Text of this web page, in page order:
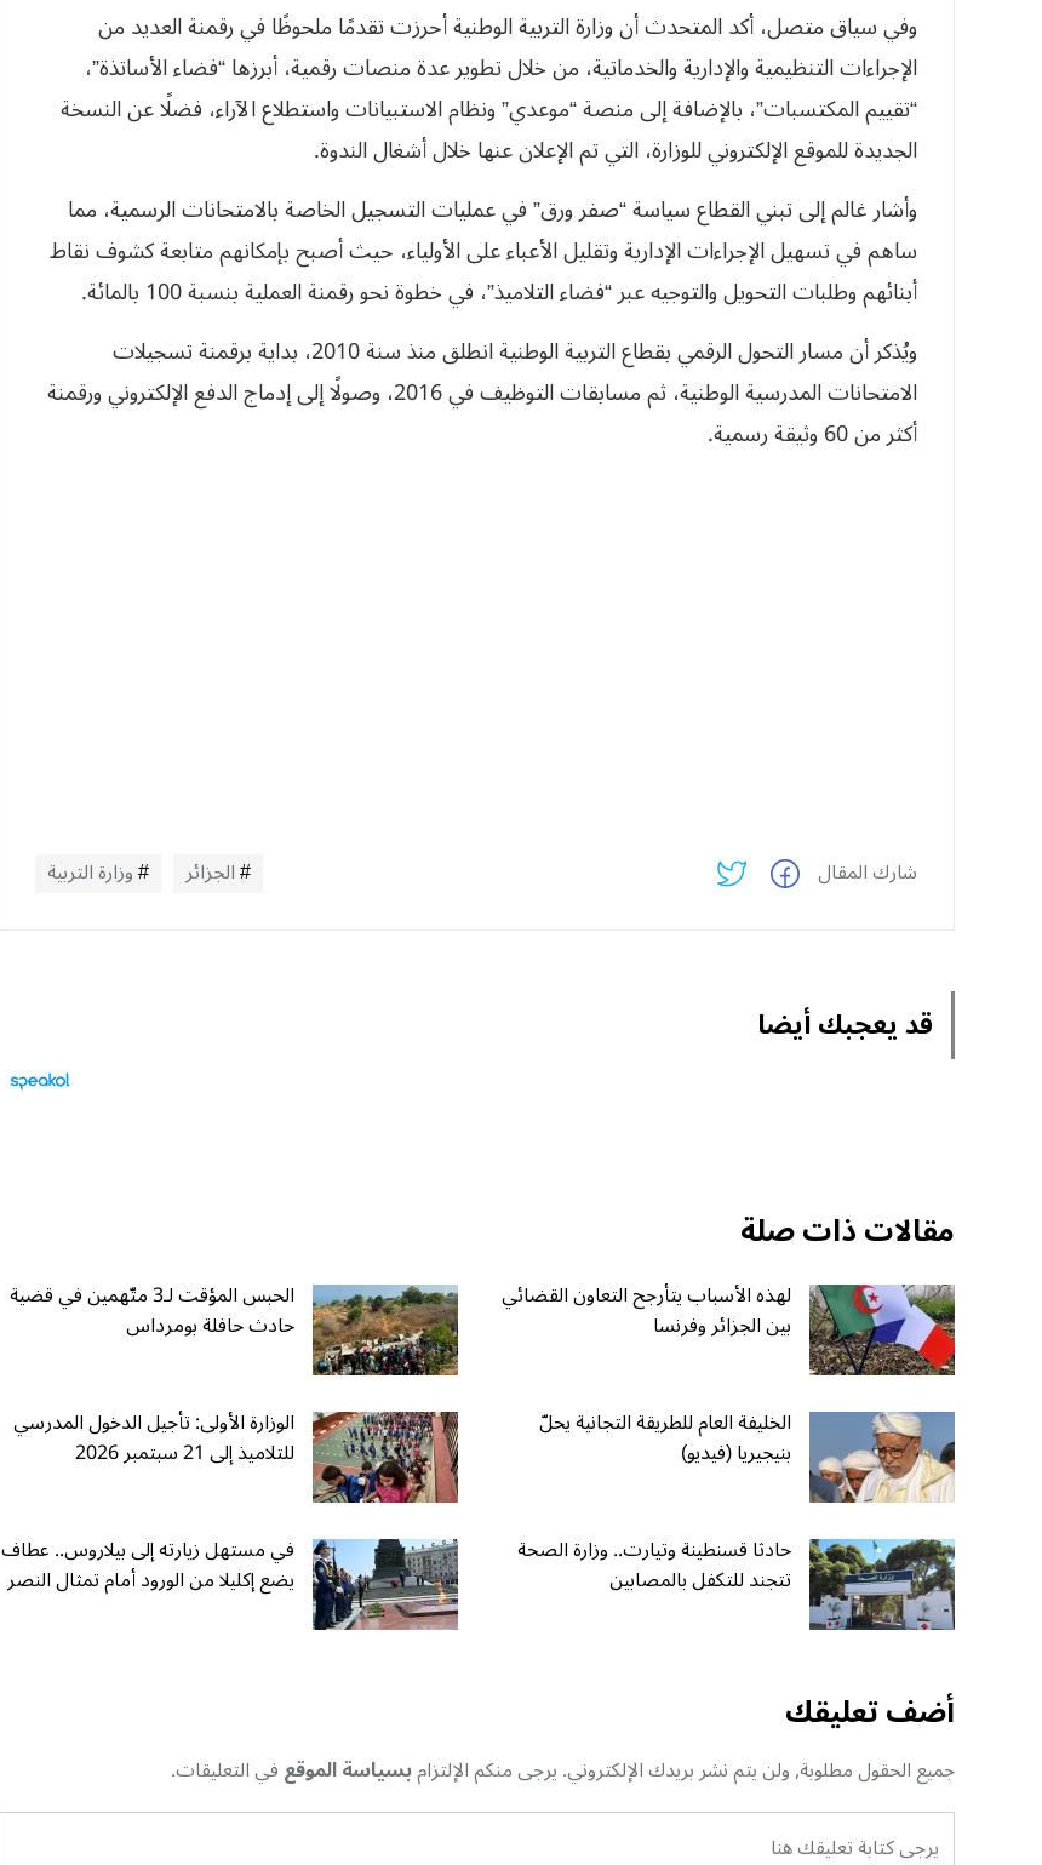
وفي سياق متصل، أكد المتحدث أن وزارة التربية الوطنية أحرزت تقدمًا ملحوظًا في رقمنة العديد من
الإجراءات التنظيمية والإدارية والخدماتية، من خلال تطوير عدة منصات رقمية، أبرزها “فضاء الأساتذة”،
“تقييم المكتسبات”، بالإضافة إلى منصة “موعدي” ونظام الاستبيانات واستطلاع الآراء، فضلًا عن النسخة
الجديدة للموقع الإلكتروني للوزارة، التي تم الإعلان عنها خلال أشغال الندوة.
وأشار غالم إلى تبني القطاع سياسة “صفر ورق” في عمليات التسجيل الخاصة بالامتحانات الرسمية، مما
ساهم في تسهيل الإجراءات الإدارية وتقليل الأعباء على الأولياء، حيث أصبح بإمكانهم متابعة كشوف نقاط
أبنائهم وطلبات التحويل والتوجيه عبر “فضاء التلاميذ”، في خطوة نحو رقمنة العملية بنسبة 100 بالمائة.
ويُذكر أن مسار التحول الرقمي بقطاع التربية الوطنية انطلق منذ سنة 2010، بداية برقمنة تسجيلات
الامتحانات المدرسية الوطنية، ثم مسابقات التوظيف في 2016، وصولًا إلى إدماج الدفع الإلكتروني ورقمنة
أكثر من 60 وثيقة رسمية.
شارك المقال الجزائر وزارة التربية
قد يعجبك أيضا
مقالات ذات صلة
لهذه الأسباب يتأرجح التعاون القضائي
بين الجزائر وفرنسا
الحبس المؤقت لـ3 متّهمين في قضية
حادث حافلة بومرداس
الخليفة العام للطريقة التجانية يحلّ
بنيجيريا (فيديو)
الوزارة الأولى: تأجيل الدخول المدرسي
للتلاميذ إلى 21 سبتمبر 2026
حادثا قسنطينة وتيارت.. وزارة الصحة
تتجند للتكفل بالمصابين
في مستهل زيارته إلى بيلاروس.. عطاف
يضع إكليلا من الورود أمام تمثال النصر
أضف تعليقك
جميع الحقول مطلوبة, ولن يتم نشر بريدك الإلكتروني. يرجى منكم الإلتزامبسياسة الموقعفي التعليقات.